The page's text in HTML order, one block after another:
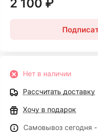
2 100 ₽
Нет в наличии
Рассчитать доставку
Хочу в подарок
Самовывоз сегодня -